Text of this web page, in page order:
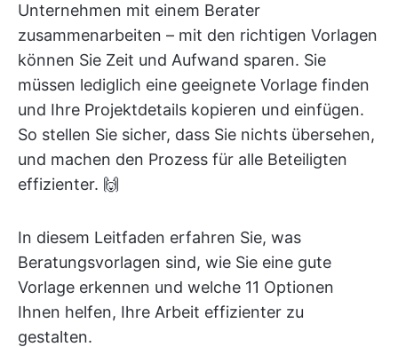
Unternehmen mit einem Berater
zusammenarbeiten – mit den richtigen Vorlagen
können Sie Zeit und Aufwand sparen. Sie
müssen lediglich eine geeignete Vorlage finden
und Ihre Projektdetails kopieren und einfügen.
So stellen Sie sicher, dass Sie nichts übersehen,
und machen den Prozess für alle Beteiligten
effizienter. 🙌
In diesem Leitfaden erfahren Sie, was
Beratungsvorlagen sind, wie Sie eine gute
Vorlage erkennen und welche 11 Optionen
Ihnen helfen, Ihre Arbeit effizienter zu
gestalten.